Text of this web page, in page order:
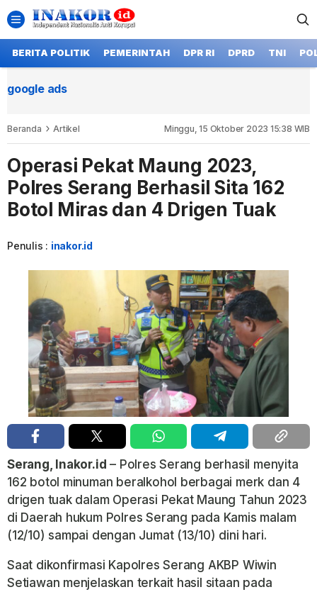
BERITA POLITIK PEMERINTAH DPR RI DPRD TNI
google ads
Beranda Artikel Minggu, 15 Oktober 2023 15:38 WIB
Operasi Pekat Maung 2023,
Polres Serang Berhasil Sita 162
Botol Miras dan 4 Drigen Tuak
Penulis : inakor.id
Serang, Inakor.id – Polres Serang berhasil menyita
162 botol minuman beralkohol berbagai merk dan 4
drigen tuak dalam Operasi Pekat Maung Tahun 2023
di Daerah hukum Polres Serang pada Kamis malam
(12/10) sampai dengan Jumat (13/10) dini hari.
Saat dikonfirmasi Kapolres Serang AKBP Wiwin
Setiawan menjelaskan terkait hasil sitaan pada